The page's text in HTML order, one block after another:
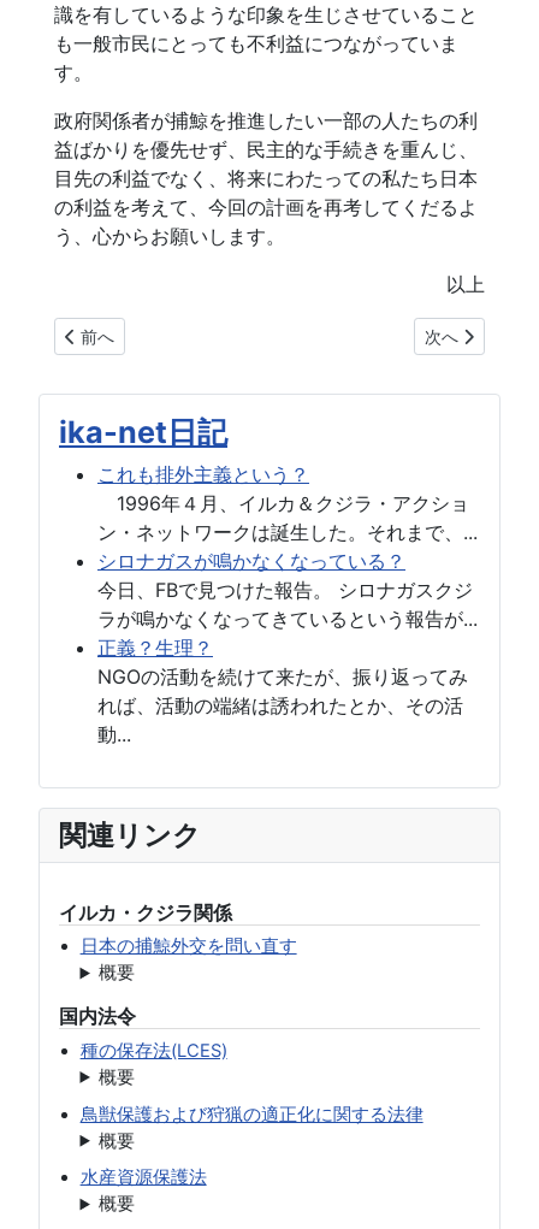
識を有しているような印象を生じさせていること
も一般市民にとっても不利益につながっていま
す。
政府関係者が捕鯨を推進したい一部の人たちの利
益ばかりを優先せず、民主的な手続きを重んじ、
目先の利益でなく、将来にわたっての私たち日本
の利益を考えて、今回の計画を再考してくだるよ
う、心からお願いします。
以上
前の記事へ: 名古屋タイムズへの抗議書
前へ 次の記事へ:
次へ
ika-net日記
これも排外主義という？
1996年４月、イルカ＆クジラ・アクショ
ン・ネットワークは誕生した。それまで、...
シロナガスが鳴かなくなっている？
今日、FBで見つけた報告。 シロナガスクジ
ラが鳴かなくなってきているという報告が...
正義？生理？
NGOの活動を続けて来たが、振り返ってみ
れば、活動の端緒は誘われたとか、その活
動...
関連リンク
イルカ・クジラ関係
日本の捕鯨外交を問い直す
概要
国内法令
種の保存法(LCES)
概要
鳥獣保護および狩猟の適正化に関する法律
概要
水産資源保護法
概要